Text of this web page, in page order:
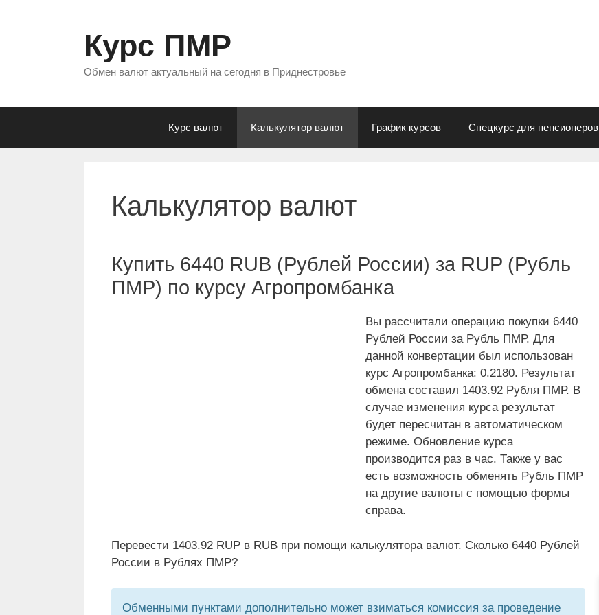
Курс ПМР
Обмен валют актуальный на сегодня в Приднестровье
Курс валют Калькулятор валют График курсов Спецкурс для пенсионеров
Калькулятор валют
Купить 6440 RUB (Рублей России) за RUP (Рубль
ПМР) по курсу Агропромбанка
Вы рассчитали операцию покупки 6440
Рублей России за Рубль ПМР. Для
данной конвертации был использован
курс Агропромбанка: 0.2180. Результат
обмена составил 1403.92 Рубля ПМР. В
случае изменения курса результат
будет пересчитан в автоматическом
режиме. Обновление курса
производится раз в час. Также у вас
есть возможность обменять Рубль ПМР
на другие валюты с помощью формы
справа.
Перевести 1403.92 RUP в RUB при помощи калькулятора валют. Сколько 6440 Рублей
России в Рублях ПМР?
Обменными пунктами дополнительно может взиматься комиссия за проведение